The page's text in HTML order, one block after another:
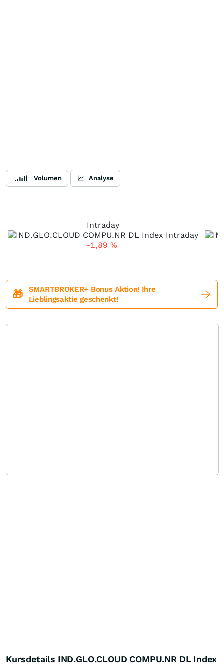
Volumen Analyse
Intraday
-1,89 %
🎁
SMARTBROKER+ Bonus Aktion! Ihre
Lieblingsaktie geschenkt!
Kursdetails IND.GLO.CLOUD COMPU.NR DL Index